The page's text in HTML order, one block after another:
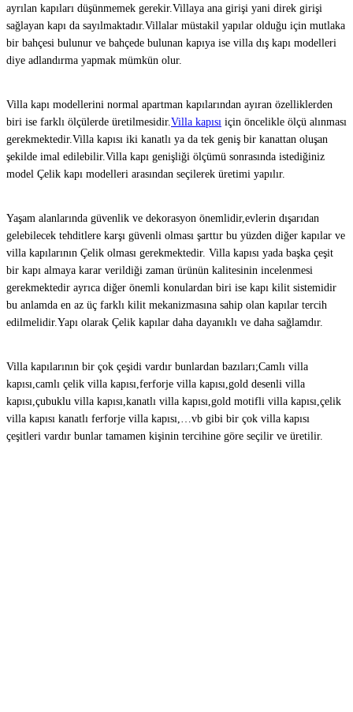
ayrılan kapıları düşünmemek gerekir.Villaya ana girişi yani direk girişi
sağlayan kapı da sayılmaktadır.Villalar müstakil yapılar olduğu için mutlaka
bir bahçesi bulunur ve bahçede bulunan kapıya ise villa dış kapı modelleri
diye adlandırma yapmak mümkün olur.
Villa kapı modellerini normal apartman kapılarından ayıran özelliklerden
biri ise farklı ölçülerde üretilmesidir.Villa kapısı için öncelikle ölçü alınması
gerekmektedir.Villa kapısı iki kanatlı ya da tek geniş bir kanattan oluşan
şekilde imal edilebilir.Villa kapı genişliği ölçümü sonrasında istediğiniz
model Çelik kapı modelleri arasından seçilerek üretimi yapılır.
Yaşam alanlarında güvenlik ve dekorasyon önemlidir,evlerin dışarıdan
gelebilecek tehditlere karşı güvenli olması şarttır bu yüzden diğer kapılar ve
villa kapılarının Çelik olması gerekmektedir. Villa kapısı yada başka çeşit
bir kapı almaya karar verildiği zaman ürünün kalitesinin incelenmesi
gerekmektedir ayrıca diğer önemli konulardan biri ise kapı kilit sistemidir
bu anlamda en az üç farklı kilit mekanizmasına sahip olan kapılar tercih
edilmelidir.Yapı olarak Çelik kapılar daha dayanıklı ve daha sağlamdır.
Villa kapılarının bir çok çeşidi vardır bunlardan bazıları;Camlı villa
kapısı,camlı çelik villa kapısı,ferforje villa kapısı,gold desenli villa
kapısı,çubuklu villa kapısı,kanatlı villa kapısı,gold motifli villa kapısı,çelik
villa kapısı kanatlı ferforje villa kapısı,…vb gibi bir çok villa kapısı
çeşitleri vardır bunlar tamamen kişinin tercihine göre seçilir ve üretilir.